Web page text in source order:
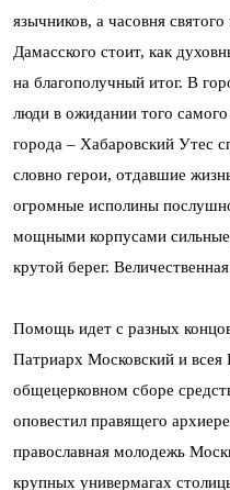
язычников, а часовня
Дамасского стоит, как
на благополучный итог. В
люди в ожидании того
города – Хабаровский Утес
словно герои, отдавшие
огромные исполины
мощными корпусами
крутой берег.
Помощь идет с разных
Патриарх Московский и всея
общецерковном сборе
оповестил правящего
православная молодежь
крупных универмагах